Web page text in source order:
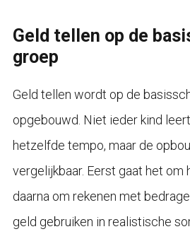
Geld tellen op de
groep
Geld tellen wordt op de
opgebouwd. Niet ieder kind
hetzelfde tempo, maar de
vergelijkbaar. Eerst gaat het om
daarna om rekenen met
geld gebruiken in realistische